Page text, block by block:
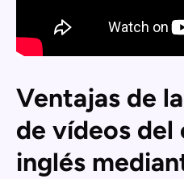
Ventajas de
de vídeos del
inglés